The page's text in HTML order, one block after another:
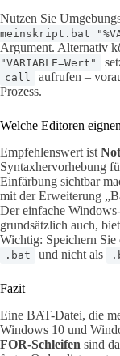
Nutzen Sie
meinskript.bat
Argument. Alternativ
"VARIABLE=Wert"
call aufrufen –
Prozess.
Welche Editoren
Empfehlenswert ist
Syntaxhervorhebung
Einfärbung sichtbar
mit der Erweiterung
Der einfache
grundsätzlich auch,
Wichtig: Speichern
.bat und nicht als
Fazit
Eine BAT-Datei, die
Windows 10 und
FOR-Schleifen sind